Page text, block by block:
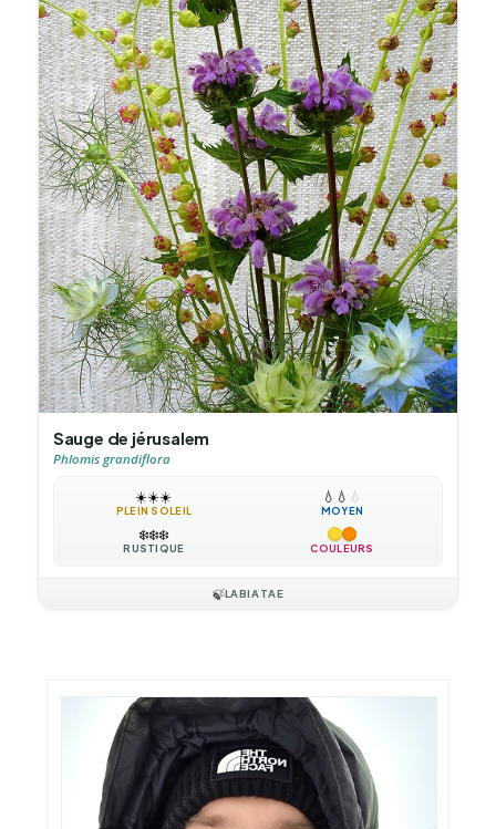
Sauge de jérusalem
Phlomis grandiflora
☀️☀️☀️
PLEIN SOLEIL
💧 💧 💧
MOYEN
❄️❄️❄️
RUSTIQUE COULEURS
🍃LABIATAE